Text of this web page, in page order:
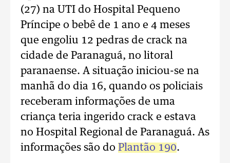
(27) na UTI do Hospital Pequeno
Príncipe o bebê de 1 ano e 4 meses
que engoliu 12 pedras de crack na
cidade de Paranaguá, no litoral
paranaense. A situação iniciou-se na
manhã do dia 16, quando os policiais
receberam informações de uma
criança teria ingerido crack e estava
no Hospital Regional de Paranaguá. As
informações são do Plantão 190.